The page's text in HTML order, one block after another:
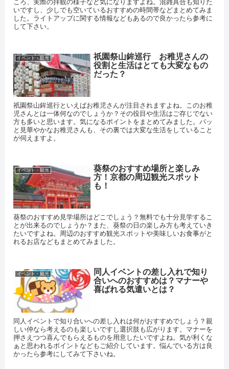
ころ、実際の拝観の様子など気になりますよね。混雑具合も知りた
いですし、少しでも空いているおすすめの時間帯などまとめてみま
した。ライトアップに関する情報などもあるので良かったら参考に
して下さい。
イベント・観光
祇園祭山鉾巡行 お稚児さんの
役割と生活はとても大変なもの
だった？
祇園祭山鉾巡行といえばお稚児さんが注目されますよね。このお稚
児さんとは一体何なのでしょうか？その役目や生活はご存じでない
方も多いと思います。気になるポイントをまとめてみました。パッ
と見華やかなお稚児さんも、その裏では大変な生活をしていること
が伺えますよ。
イベント・観光
葵祭のおすすめ場所と楽しみ
方！京都の周辺観光スポット
も！
葵祭のおすすめ見学場所はどこでしょう？無料でも十分見学するこ
とが出来るのでしょうか？また、葵祭の日の楽しみ方も考えていき
たいですよね。周辺のおすすめ観光スポットや美味しいお食事がと
れるお店などもまとめてみました。
イベント・観光
同人イベントの差し入れで知り
合いへのおすすめは？マナーや
喜ばれる気遣いとは？
同人イベントで知り合いへの差し入れは何がおすすめでしょう？親
しい仲なら考えるのも楽しいですし選択肢も広がります。マナーを
押さえつつ喜んでもらえるものを用意したいですよね。気が利くな
ぁと思われるポイントなどもご紹介しています。悩んでいる方は良
かったら参考にしてみて下さいね。